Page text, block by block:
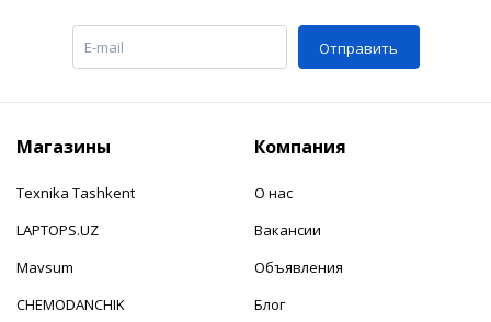
Отправить
Магазины
Texnika Tashkent
LAPTOPS.UZ
Mavsum
CHEMODANCHIK
Компания
О нас
Вакансии
Объявления
Блог